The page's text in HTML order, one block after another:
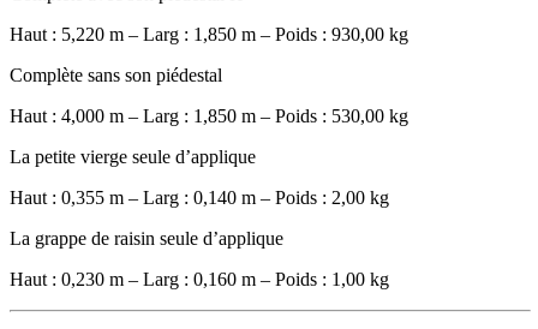
Haut : 5,220 m – Larg : 1,850 m – Poids : 930,00 kg
Complète sans son piédestal
Haut : 4,000 m – Larg : 1,850 m – Poids : 530,00 kg
La petite vierge seule d’applique
Haut : 0,355 m – Larg : 0,140 m – Poids : 2,00 kg
La grappe de raisin seule d’applique
Haut : 0,230 m – Larg : 0,160 m – Poids : 1,00 kg